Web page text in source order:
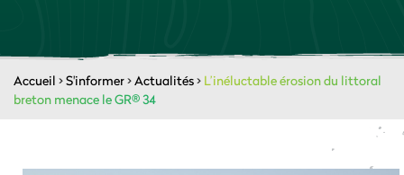
Accueil >S'informer>Actualités> L’inéluctable érosion du littoral
breton menace le GR® 34